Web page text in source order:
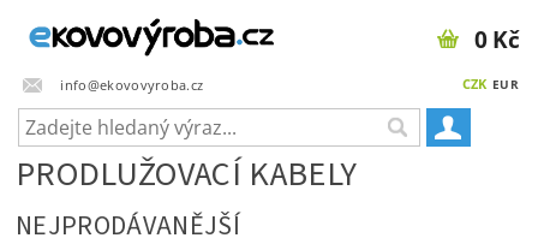
info@ekovovyroba.cz CZK EUR
0 Kč
PRODLUŽOVACÍ KABELY
NEJPRODÁVANĚJŠÍ